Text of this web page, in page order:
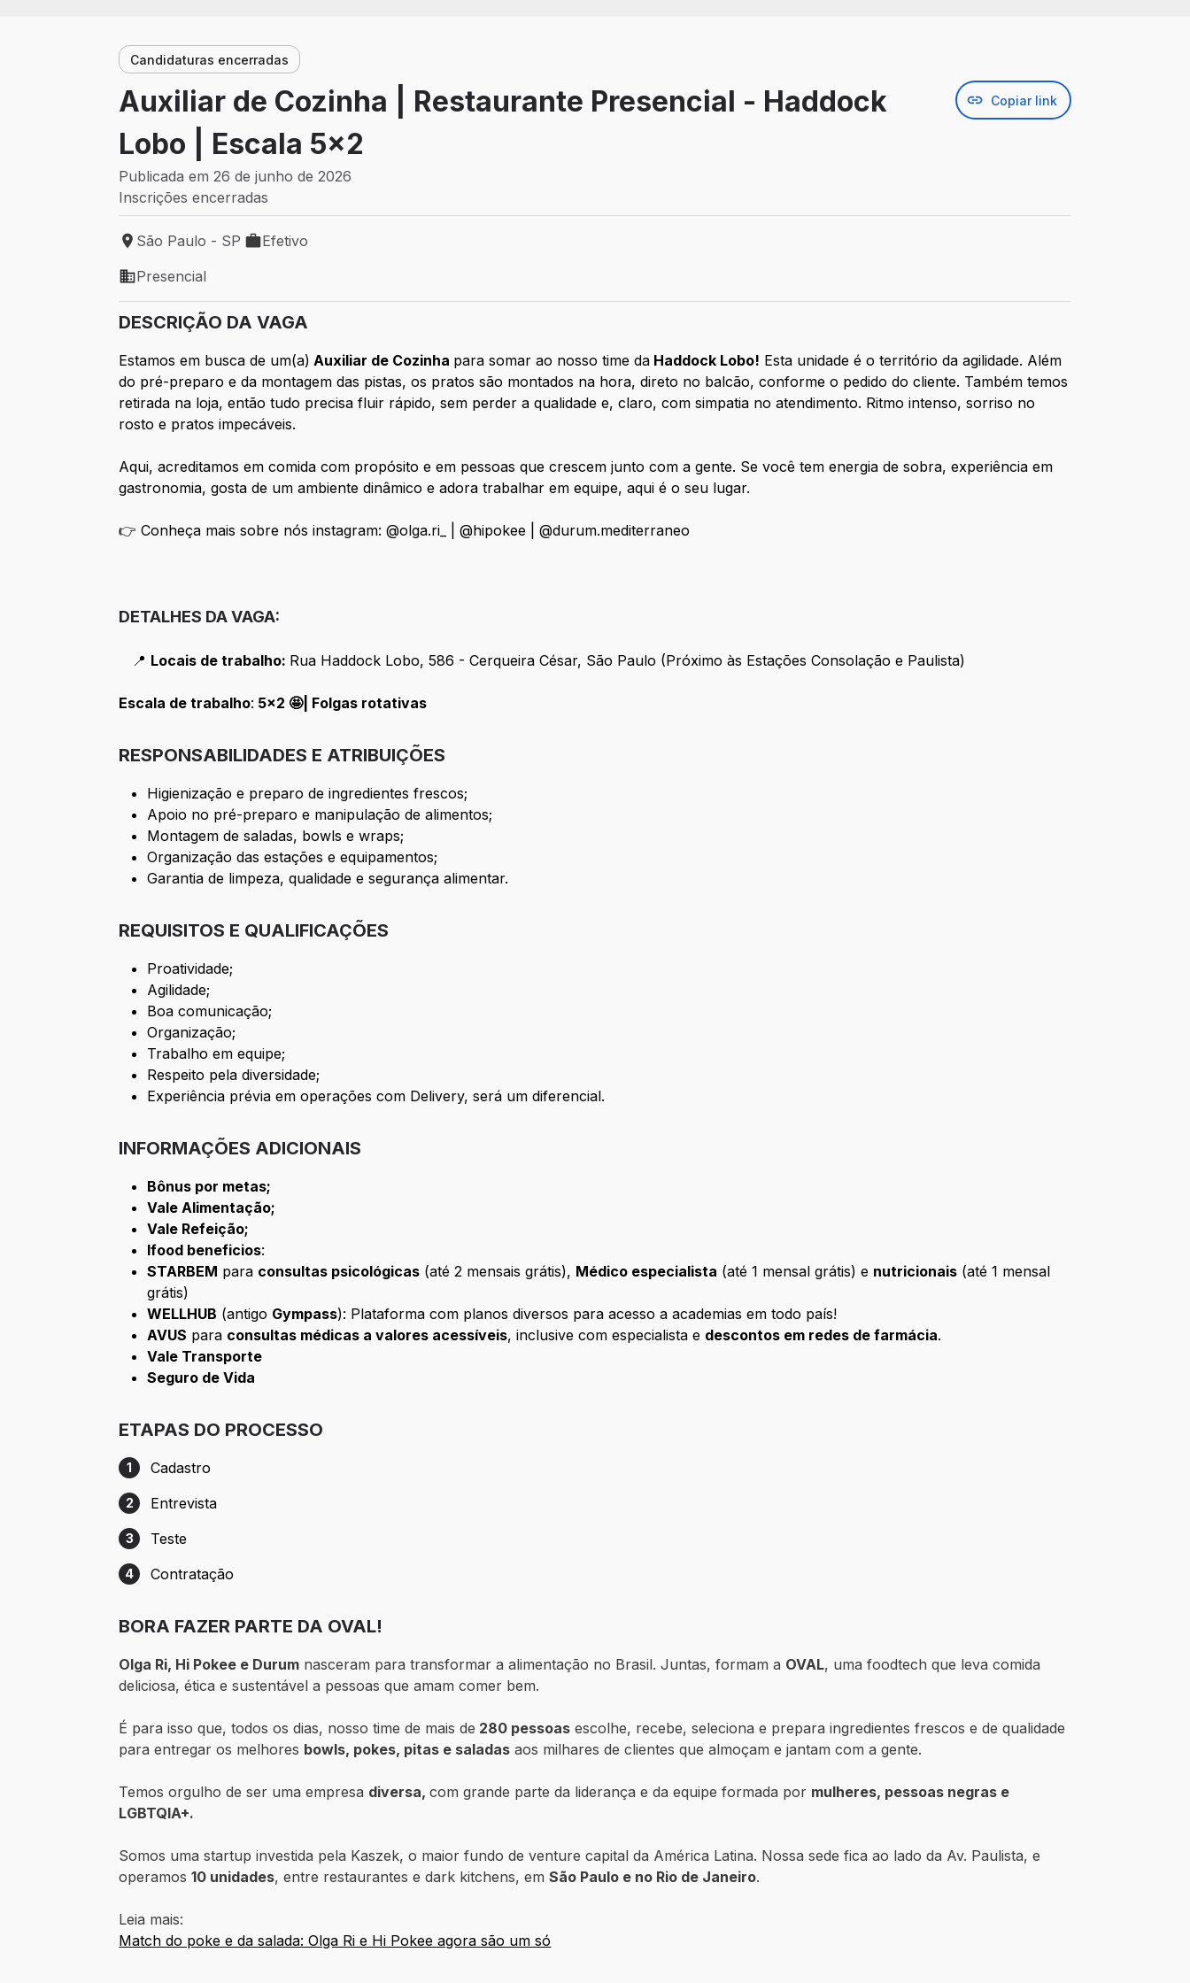
Candidaturas encerradas
Auxiliar de Cozinha | Restaurante Presencial - Haddock
Lobo | Escala 5x2
Copiar link
Publicada em 26 de junho de 2026
Inscrições encerradas
Local de trabalho: São Paulo - SP
São Paulo - SP
Tipo de vaga: Efetivo
Efetivo
Modelo de trabalho: Presencial
Presencial
DESCRIÇÃO DA VAGA
Estamos em busca de um(a) Auxiliar de Cozinha para somar ao nosso time da Haddock Lobo! Esta unidade é o território da agilidade. Além
do pré-preparo e da montagem das pistas, os pratos são montados na hora, direto no balcão, conforme o pedido do cliente. Também temos
retirada na loja, então tudo precisa fluir rápido, sem perder a qualidade e, claro, com simpatia no atendimento. Ritmo intenso, sorriso no
rosto e pratos impecáveis.
Aqui, acreditamos em comida com propósito e em pessoas que crescem junto com a gente. Se você tem energia de sobra, experiência em
gastronomia, gosta de um ambiente dinâmico e adora trabalhar em equipe, aqui é o seu lugar.
👉 Conheça mais sobre nós instagram: @olga.ri_ | @hipokee | @durum.mediterraneo
DETALHES DA VAGA:
📍 Locais de trabalho: Rua Haddock Lobo, 586 - Cerqueira César, São Paulo (Próximo às Estações Consolação e Paulista)
Escala de trabalho: 5x2 🤩| Folgas rotativas
RESPONSABILIDADES E ATRIBUIÇÕES
Higienização e preparo de ingredientes frescos;
Apoio no pré-preparo e manipulação de alimentos;
Montagem de saladas, bowls e wraps;
Organização das estações e equipamentos;
Garantia de limpeza, qualidade e segurança alimentar.
REQUISITOS E QUALIFICAÇÕES
Proatividade;
Agilidade;
Boa comunicação;
Organização;
Trabalho em equipe;
Respeito pela diversidade;
Experiência prévia em operações com Delivery, será um diferencial.
INFORMAÇÕES ADICIONAIS
Bônus por metas;
Vale Alimentação;
Vale Refeição;
Ifood beneficios:
STARBEM para consultas psicológicas (até 2 mensais grátis), Médico especialista (até 1 mensal grátis) e nutricionais (até 1 mensal
grátis)
WELLHUB (antigo Gympass): Plataforma com planos diversos para acesso a academias em todo país!
AVUS para consultas médicas a valores acessíveis, inclusive com especialista e descontos em redes de farmácia.
Vale Transporte
Seguro de Vida
ETAPAS DO PROCESSO
Etapa 1: Cadastro
1 Cadastro
Etapa 2: Entrevista
2 Entrevista
Etapa 3: Teste
3 Teste
Etapa 4: Contratação
4 Contratação
BORA FAZER PARTE DA OVAL!
Olga Ri, Hi Pokee e Durum nasceram para transformar a alimentação no Brasil. Juntas, formam a OVAL, uma foodtech que leva comida
deliciosa, ética e sustentável a pessoas que amam comer bem.
É para isso que, todos os dias, nosso time de mais de 280 pessoas escolhe, recebe, seleciona e prepara ingredientes frescos e de qualidade
para entregar os melhores bowls, pokes, pitas e saladas aos milhares de clientes que almoçam e jantam com a gente.
Temos orgulho de ser uma empresa diversa,com grande parte da liderança e da equipe formada por mulheres, pessoas negras e
LGBTQIA+.
Somos uma startup investida pela Kaszek, o maior fundo de venture capital da América Latina. Nossa sede fica ao lado da Av. Paulista, e
operamos10 unidades, entre restaurantes e dark kitchens, emSão Paulo e no Rio de Janeiro.
Leia mais:
Match do poke e da salada: Olga Ri e Hi Pokee agora são um só